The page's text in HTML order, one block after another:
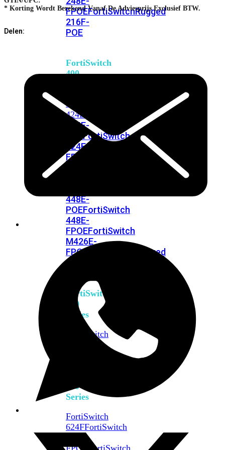
FPOEFortiSwitchRugged
216F-
POE
FortiSwitch
400
FortiSwitch
424E
424E-
FortiSwitch
424E-
FPOE
448E-
POEFortiSwitch
448E-
FPOEFortiSwitch
M426E-
FPOE
FortiSwitchRugged
424F-
FortiSwitch
500
Series
FortiSwitch
600
Series
FortiSwitch
624FFortiSwitch
624F-
FPOE
FortiSwitch
* Korting Wordt Berekend Vanaf De Adviesprijs Exclusief BTW.
Delen: